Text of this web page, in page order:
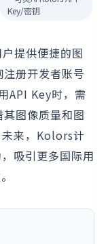
Key/密钥
提供便捷的图
册开发者账号
API Key时，需
图像质量和图
来，Kolors计
吸引更多国际用